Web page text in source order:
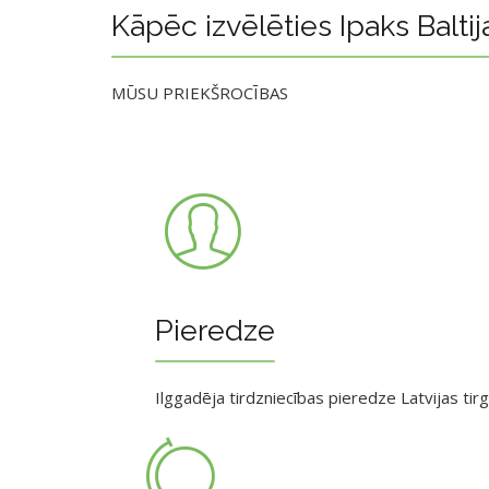
Kāpēc izvēlēties Ipaks
MŪSU PRIEKŠROCĪBAS
Pieredze
Ilggadēja tirdzniecības pieredze Latvijas